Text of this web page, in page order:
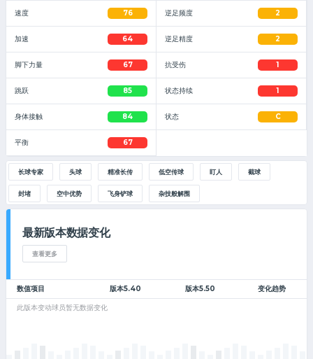
速度 76
加速 64
脚下力量 67
跳跃 85
身体接触 84
平衡 67
逆足频度 2
逆足精度 2
抗受伤 1
状态持续 1
状态 C
长球专家 头球 精准长传 低空传球 盯人 截球
封堵 空中优势 飞身铲球 杂技般解围
最新版本数据变化
查看更多
数值项目 版本5.40 版本5.50 变化趋势
此版本变动球员暂无数据变化